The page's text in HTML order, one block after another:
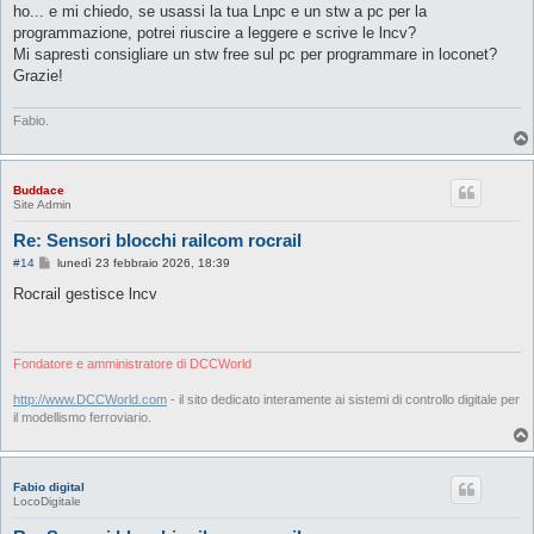
ho... e mi chiedo, se usassi la tua Lnpc e un stw a pc per la
programmazione, potrei riuscire a leggere e scrive le lncv?
Mi sapresti consigliare un stw free sul pc per programmare in loconet?
Grazie!
Fabio.
Buddace
Site Admin
Re: Sensori blocchi railcom rocrail
#14
M
s
i
lunedì 23 febbraio 2026, 18:39
Rocrail gestisce lncv
Fondatore e amministratore di DCCWorld
http://www.DCCWorld.com - il sito dedicato interamente ai sistemi di controllo digitale per
il modellismo ferroviario.
Fabio digital
LocoDigitale